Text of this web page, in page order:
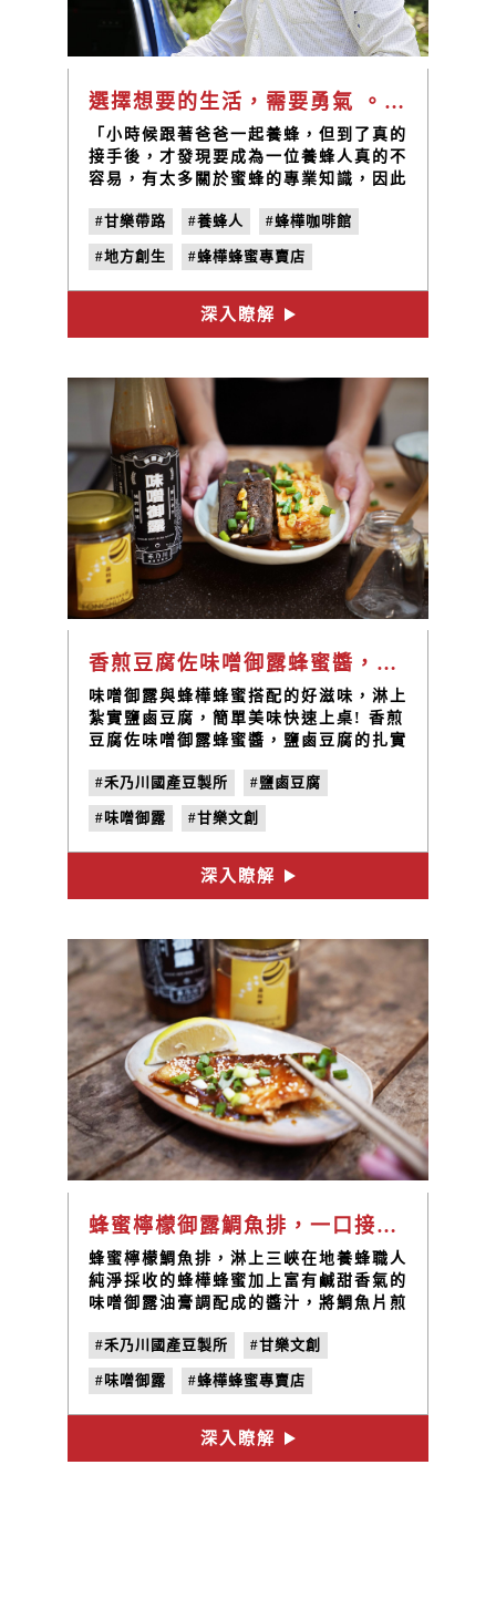
選擇想要的生活，需要勇氣 。| 甘樂帶路 EP8
「小時候跟著爸爸一起養蜂，但到了真的
接手後，才發現要成為一位養蜂人真的不
容易，有太多關於蜜蜂的專業知識，因此
著說。
#甘樂帶路 #養蜂人 #蜂樺咖啡館
#地方創生 #蜂樺蜂蜜專賣店
#返鄉青年 #蜜蜂蜂蜜 #三峽
深入瞭解
香煎豆腐佐味噌御露蜂蜜醬，快速上桌的美味料理 | 禾乃川小廚房
味噌御露與蜂樺蜂蜜搭配的好滋味，淋上
紮實鹽鹵豆腐，簡單美味快速上桌! 香煎
豆腐佐味噌御露蜂蜜醬，鹽鹵豆腐的扎實
甜蜜滋味，可以依自己的喜好調配出不同
比例的醬料，10分鐘即可上桌的美味，
快來動手做做看!
#禾乃川國產豆製所 #鹽鹵豆腐
#味噌御露 #甘樂文創
#蜂樺蜂蜜專賣店 #料理食譜
#味噌料理
深入瞭解
蜂蜜檸檬御露鯛魚排，一口接一口的酸甜滋味｜禾乃川小廚房
蜂蜜檸檬鯛魚排，淋上三峽在地養蜂職人
純淨採收的蜂樺蜂蜜加上富有鹹甜香氣的
味噌御露油膏調配成的醬汁，將鯛魚片煎
在魚肉裡頭，Q彈滑嫩的口感給你滿滿的
幸福! 簡單的料理帶來意想不到的好味
道，快來動手做做看!
#禾乃川國產豆製所 #甘樂文創
#味噌御露 #蜂樺蜂蜜專賣店
#料理食譜 #蜂蜜料理 #味噌料理
深入瞭解